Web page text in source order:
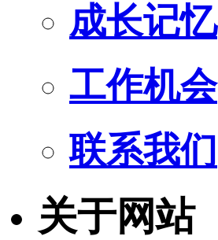
成长记忆
工作机会
联系我们
关于网站